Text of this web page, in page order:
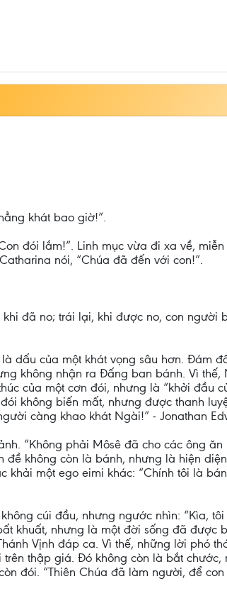
khát bao giờ!”.
đói lắm!”. Linh mục vừa đi xa về,
nói, “Chúa đã đến với con!”.
đã no; trái lại, khi được no, con người
dấu của một khát vọng sâu hơn. Đám
không nhận ra Đấng ban bánh. Vì
của một cơn đói, nhưng là “khởi đầu
không biến mất, nhưng được thanh
càng khao khát Ngài!” - Jonathan
“Không phải Môsê đã cho các ông
không còn là bánh, nhưng là hiện
một ego eimi khác: “Chính tôi là
cúi đầu, nhưng ngước nhìn: “Kìa,
khuất, nhưng là một đời sống đã được
Vịnh đáp ca. Vì thế, những lời phó
thập giá. Đó không còn là bắt chước,
đói. “Thiên Chúa đã làm người, để